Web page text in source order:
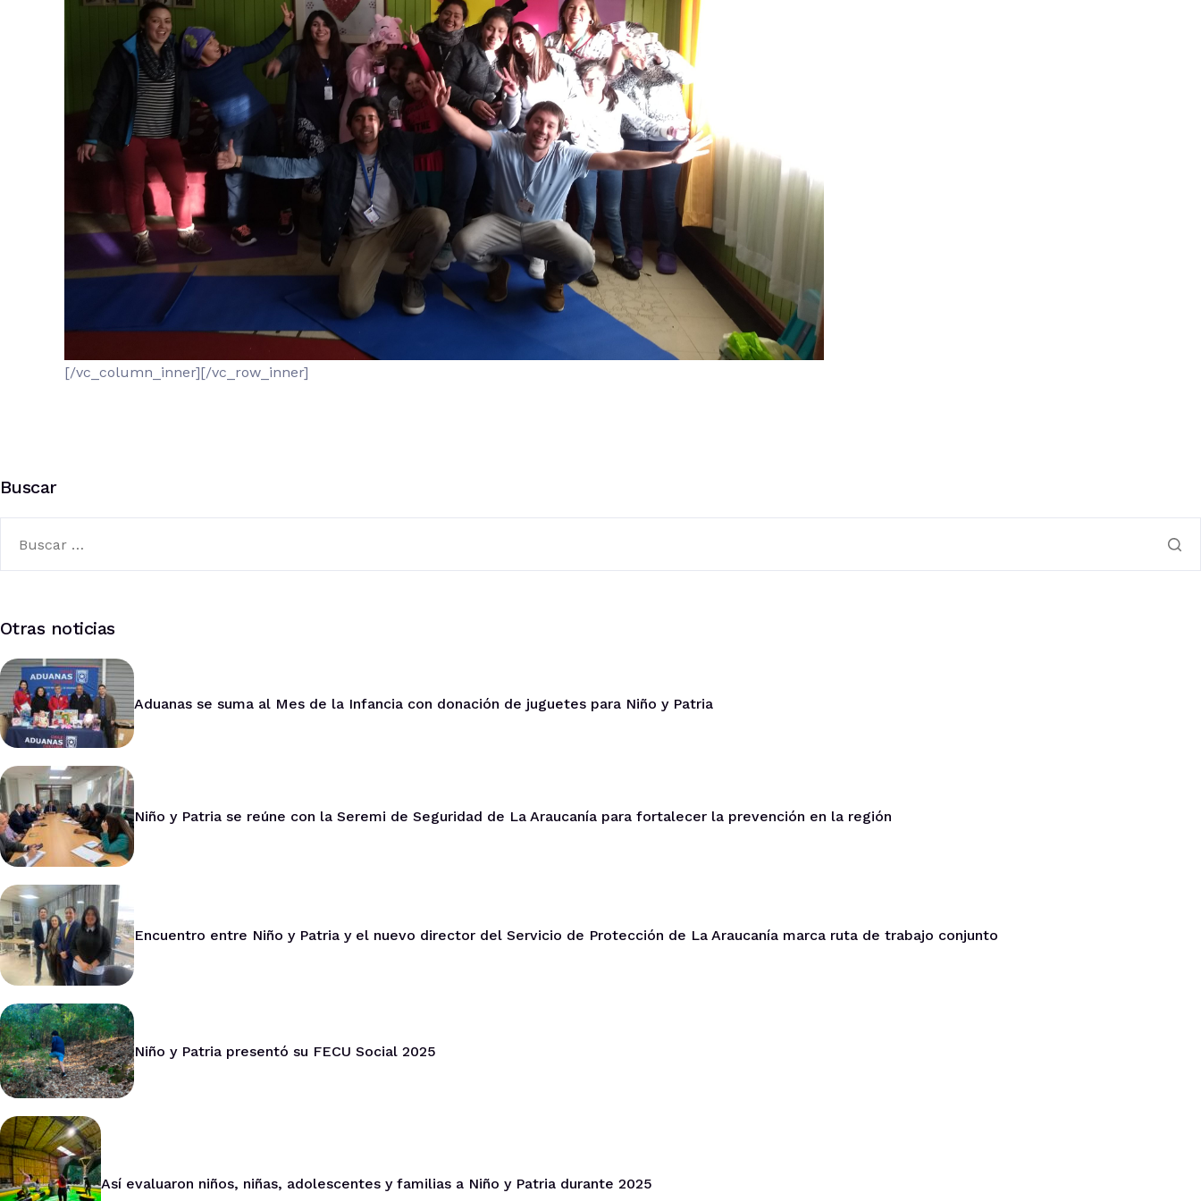
[/vc_column_inner][/vc_row_inner]
Buscar
Otras noticias
Aduanas se suma al Mes de la Infancia con donación de juguetes para Niño y Patria
Niño y Patria se reúne con la Seremi de Seguridad de La Araucanía para fortalecer la prevención en la región
Encuentro entre Niño y Patria y el nuevo director del Servicio de Protección de La Araucanía marca ruta de trabajo conjunto
Niño y Patria presentó su FECU Social 2025
Así evaluaron niños, niñas, adolescentes y familias a Niño y Patria durante 2025